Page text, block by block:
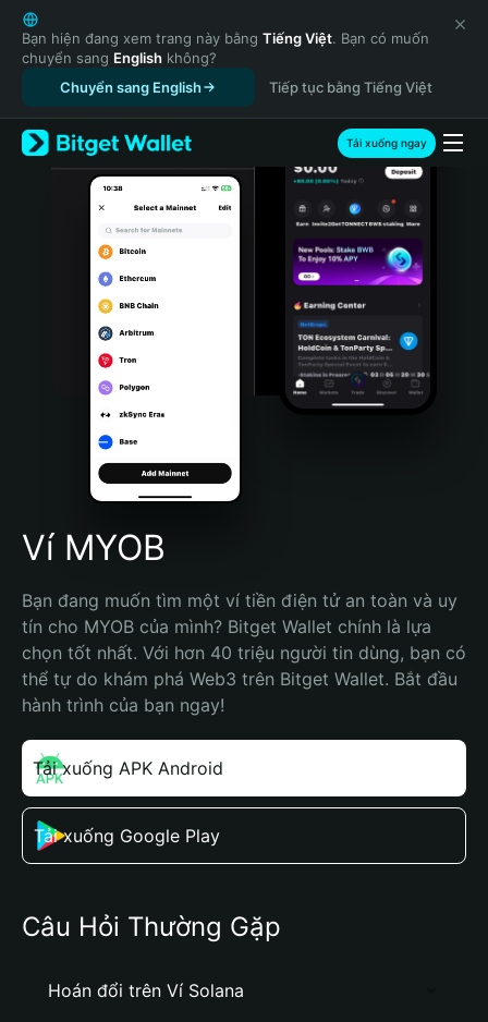
English
日本語
Tiếng Việt
Русский
Español (Latinoamérica)
Türkçe
Italiano
Português (Portugal)
Bahasa Indonesia
Português (Brasil)
Español (Argentina)
Bạn hiện đang xem trang này bằng Tiếng Việt. Bạn có muốn
chuyển sang English không?
Chuyển sang English
Tiếp tục bằng Tiếng Việt
Tải xuống ngay
Ví MYOB
Bạn đang muốn tìm một ví tiền điện tử an toàn và uy
tín cho MYOB của mình? Bitget Wallet chính là lựa
chọn tốt nhất. Với hơn 40 triệu người tin dùng, bạn có
thể tự do khám phá Web3 trên Bitget Wallet. Bắt đầu
hành trình của bạn ngay!
Tải xuống APK Android
Tải xuống Google Play
Câu Hỏi Thường Gặp
Hoán đổi trên Ví Solana